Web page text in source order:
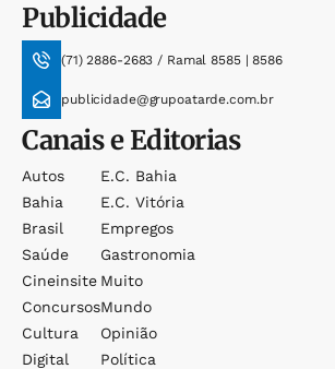
Publicidade
(71) 2886-2683 / Ramal 8585 | 8586
publicidade@grupoatarde.com.br
Canais e Editorias
Autos
Bahia
Brasil
Saúde
Cineinsite
Concursos
Cultura
Digital
E.c. Bahia
E.c. Vitória
Empregos
Gastronomia
Muito
Mundo
Opinião
Política